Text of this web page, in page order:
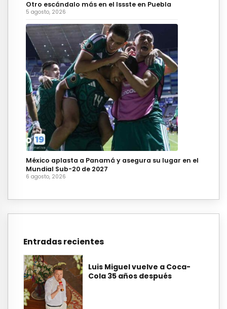
Otro escándalo más en el Issste en Puebla
5 agosto, 2026
México aplasta a Panamá y asegura su lugar en el
Mundial Sub-20 de 2027
6 agosto, 2026
Entradas recientes
Luis Miguel vuelve a Coca-
Cola 35 años después